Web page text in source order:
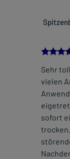
Sehr
vielen
sofort